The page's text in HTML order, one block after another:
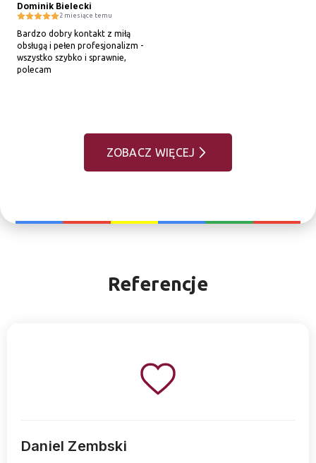
Dominik Bielecki
2 miesiące temu
Bardzo dobry kontakt z miłą
obsługą i pełen profesjonalizm -
wszystko szybko i sprawnie,
polecam
ZOBACZ WIĘCEJ
Referencje
Anetta Milewska